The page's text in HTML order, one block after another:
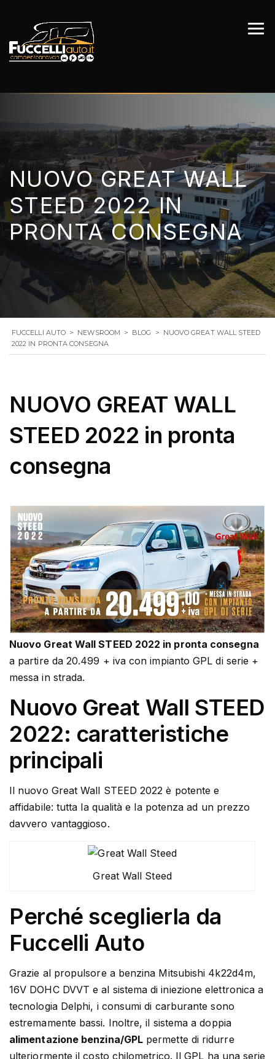
NUOVO GREAT WALL
STEED 2022 IN
PRONTA CONSEGNA
FUCCELLI AUTO > NEWSROOM > BLOG > NUOVO GREAT WALL STEED
2022 IN PRONTA CONSEGNA
NUOVO GREAT WALL
STEED 2022 in pronta
consegna
Nuovo Great Wall STEED 2022 in pronta consegna
a partire da 20.499 + iva con impianto GPL di serie +
messa in strada.
Nuovo Great Wall STEED
2022: caratteristiche
principali
Il nuovo Great Wall STEED 2022 è potente e
affidabile: tutta la qualità e la potenza ad un prezzo
davvero vantaggioso.
Great Wall Steed
Perché sceglierla da
Fuccelli Auto
Grazie al propulsore a benzina Mitsubishi 4k22d4m,
16V DOHC DVVT e al sistema di iniezione elettronica a
tecnologia Delphi, i consumi di carburante sono
estremamente bassi. Inoltre, il sistema a doppia
alimentazione benzina/GPL permette di ridurre
ulteriormente il costo chilometrico. Il GPL ha una serie